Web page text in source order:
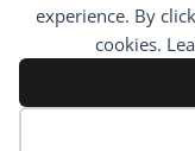
experience. By
cookies.
Θέσεις εργασίας
ΠΑΝΕΛΛΗΝΙΑ
© All rights reserved -